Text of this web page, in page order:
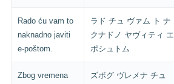
Rado ću vam to
naknadno javiti
e-poštom.
ラド チュ ヴァム ト ナ
クナドノ ヤヴィティ エ
ポシュトム
Zbog vremena
ズボグ ヴレメナ チュ